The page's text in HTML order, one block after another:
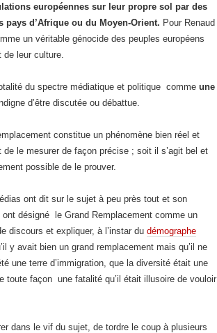
européennes sur leur propre sol par des
d’Afrique ou du Moyen-Orient. Pour Renaud
un véritable génocide des peuples européens
leur culture.
du spectre médiatique et politique comme une
d’être discutée ou débattue.
constitue un phénomène bien réel et
le mesurer de façon précise ; soit il s’agit bel et
possible de le prouver.
ont dit sur le sujet à peu près tout et son
désigné le Grand Remplacement comme un
discours et expliquer, à l’instar du démographe
y avait bien un grand remplacement mais qu’il ne
une terre d’immigration, que la diversité était une
façon une fatalité qu’il était illusoire de vouloir
dans le vif du sujet, de tordre le coup à plusieurs